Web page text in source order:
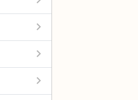
keyboard_arrow_right
keyboard_arrow_right
keyboard_arrow_right